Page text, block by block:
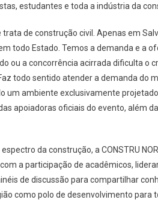
estudantes e toda a indústria da
de construção civil. Apenas em
todo Estado. Temos a demanda e a
ou a concorrência acirrada dificulta o
todo sentido atender a demanda do
um ambiente exclusivamente
apoiadoras oficiais do evento, além da
da construção, a CONSTRU
a participação de acadêmicos,
de discussão para compartilhar
como polo de desenvolvimento para